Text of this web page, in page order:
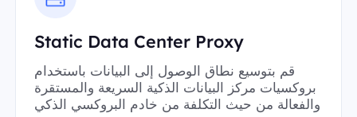
Static Data Center Proxy
قم بتوسيع نطاق الوصول إلى البيانات باستخدام
بروكسيات مركز البيانات الذكية السريعة والمستقرة
والفعالة من حيث التكلفة من خادم البروكسي الذكي